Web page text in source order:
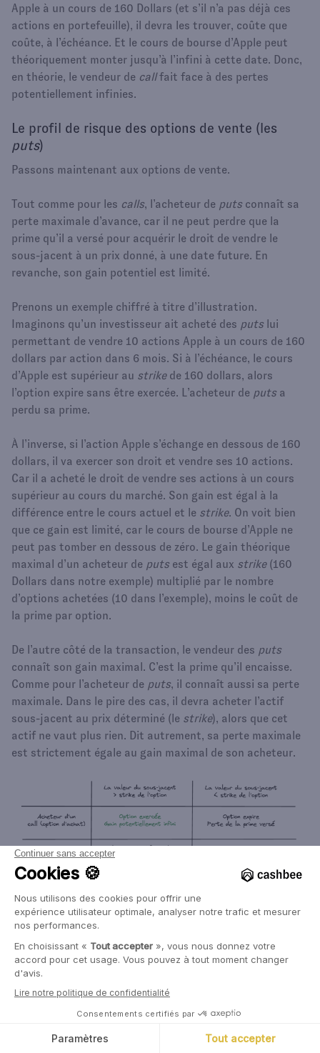
Apple à un cours de 160 Dollars (et s’il n’a pas déjà ces
actions en portefeuille), il devra les trouver, coûte que
coûte, à l’échéance. Et le cours de bourse d’Apple peut
théoriquement monter jusqu’à l’infini à cette date. Donc,
en théorie, le vendeur de callfait face à des pertes
potentiellement infinies.
Le profil de risque des options de vente (les
puts)
Passons maintenant aux options de vente.
Tout comme pour les calls, l’acheteur de putsconnaît sa
perte maximale d’avance, car il ne peut perdre que la
prime qu’il a versé pour acquérir le droit de vendre le
sous-jacent à un prix donné, à une date future. En
revanche, son gain potentiel est limité.
Prenons un exemple chiffré à titre d’illustration.
Imaginons qu’un investisseur ait acheté des putslui
permettant de vendre 10 actions Apple à un cours de 160
dollars par action dans 6 mois. Si à l’échéance, le cours
d’Apple est supérieur au strikede 160 dollars, alors
l’option expire sans être exercée. L’acheteur de putsa
perdu sa prime.
À l’inverse, si l’action Apple s’échange en dessous de 160
dollars, il va exercer son droit et vendre ses 10 actions.
Car il a acheté le droit de vendre ses actions à un cours
supérieur au cours du marché. Son gain est égal à la
différence entre le cours actuel et le strike. On voit bien
que ce gain est limité, car le cours de bourse d’Apple ne
peut pas tomber en dessous de zéro. Le gain théorique
maximal d’un acheteur de putsest égal aux strike(160
Dollars dans notre exemple) multiplié par le nombre
d’options achetées (10 dans l’exemple), moins le coût de
la prime par option.
De l’autre côté de la transaction, le vendeur des puts
connaît son gain maximal. C’est la prime qu’il encaisse.
Comme pour l’acheteur de puts, il connaît aussi sa perte
maximale. Dans le pire des cas, il devra acheter l’actif
sous-jacent au prix déterminé (le strike), alors que cet
actif ne vaut plus rien. Dit autrement, sa perte maximale
est strictement égale au gain maximal de son acheteur.
Appendice : Les principaux
instruments dérivés
Il existe un très grand nombre de produits dérivés